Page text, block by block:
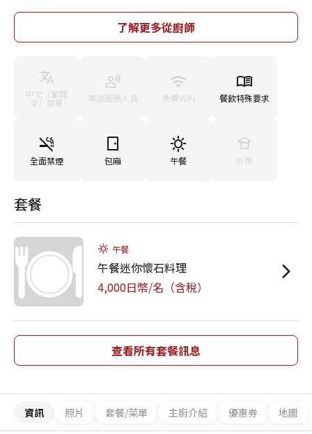
餐環境。為與每一位顧客近距離接觸，使用毫無遮擋的長條形吧
台。單桌座席也加寬至正常的1.5倍，更為寬敞舒適。您可以一邊
欣賞料理場景，一邊享用侍酒師為您挑選的紅酒。相信每一位顧客
了解更多從廚師
中文（繁體
字）菜單 華語服務人員 免費WiFi 餐飲特殊要求
全面禁煙 包廂 午餐 外帶
套餐
午餐
午餐迷你懷石料理
4,000日幣/名（含稅）
查看所有套餐訊息
資訊 照片 套餐/菜單 主廚介紹 優惠券 地圖